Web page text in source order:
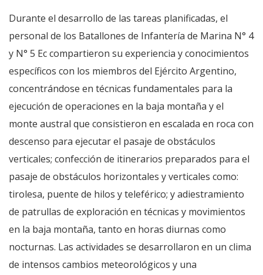
Durante el desarrollo de las tareas planificadas, el
personal de los Batallones de Infantería de Marina N° 4
y N° 5 Ec compartieron su experiencia y conocimientos
específicos con los miembros del Ejército Argentino,
concentrándose en técnicas fundamentales para la
ejecución de operaciones en la baja montaña y el
monte austral que consistieron en escalada en roca con
descenso para ejecutar el pasaje de obstáculos
verticales; confección de itinerarios preparados para el
pasaje de obstáculos horizontales y verticales como:
tirolesa, puente de hilos y teleférico; y adiestramiento
de patrullas de exploración en técnicas y movimientos
en la baja montaña, tanto en horas diurnas como
nocturnas. Las actividades se desarrollaron en un clima
de intensos cambios meteorológicos y una